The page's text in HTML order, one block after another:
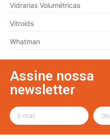
Vidrarias Volumétricas
Vitroids
Whatman
Assine nossa
newsletter